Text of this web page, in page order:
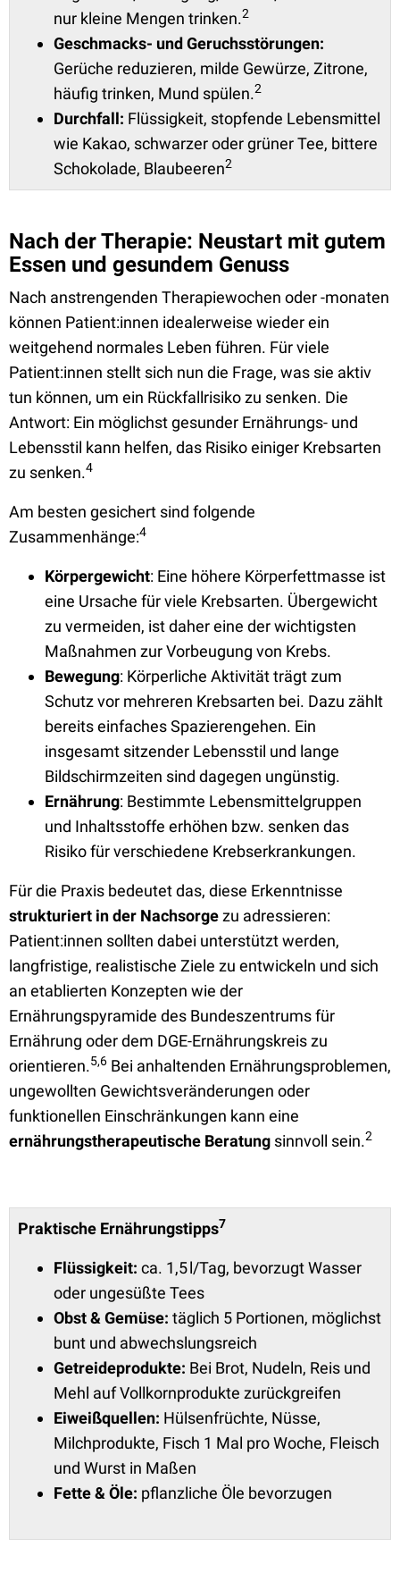
nur kleine Mengen trinken.2
Geschmacks- und Geruchsstörungen:
Gerüche reduzieren, milde Gewürze, Zitrone,
häufig trinken, Mund spülen.2
Durchfall: Flüssigkeit, stopfende Lebensmittel
wie Kakao, schwarzer oder grüner Tee, bittere
Schokolade, Blaubeeren2
Nach der Therapie: Neustart mit gutem
Essen und gesundem Genuss
Nach anstrengenden Therapiewochen oder -monaten
können Patient:innen idealerweise wieder ein
weitgehend normales Leben führen. Für viele
Patient:innen stellt sich nun die Frage, was sie aktiv
tun können, um ein Rückfallrisiko zu senken. Die
Antwort: Ein möglichst gesunder Ernährungs- und
Lebensstil kann helfen, das Risiko einiger Krebsarten
zu senken.4
Am besten gesichert sind folgende
Zusammenhänge:4
Körpergewicht: Eine höhere Körperfettmasse ist
eine Ursache für viele Krebsarten. Übergewicht
zu vermeiden, ist daher eine der wichtigsten
Maßnahmen zur Vorbeugung von Krebs.
Bewegung: Körperliche Aktivität trägt zum
Schutz vor mehreren Krebsarten bei. Dazu zählt
bereits einfaches Spazierengehen. Ein
insgesamt sitzender Lebensstil und lange
Bildschirmzeiten sind dagegen ungünstig.
Ernährung: Bestimmte Lebensmittelgruppen
und Inhaltsstoffe erhöhen bzw. senken das
Risiko für verschiedene Krebserkrankungen.
Für die Praxis bedeutet das, diese Erkenntnisse
strukturiert in der Nachsorgezu adressieren:
Patient:innen sollten dabei unterstützt werden,
langfristige, realistische Ziele zu entwickeln und sich
an etablierten Konzepten wie der
Ernährungspyramide des Bundeszentrums für
Ernährung oder dem DGE-Ernährungskreis zu
orientieren.5,6 Bei anhaltenden Ernährungsproblemen,
ungewollten Gewichtsveränderungen oder
funktionellen Einschränkungen kann eine
ernährungstherapeutische Beratung sinnvoll sein.2
Praktische Ernährungstipps7
Flüssigkeit: ca. 1,5 l/Tag, bevorzugt Wasser
oder ungesüßte Tees
Obst & Gemüse: täglich 5 Portionen, möglichst
bunt und abwechslungsreich
Getreideprodukte: Bei Brot, Nudeln, Reis und
Mehl auf Vollkornprodukte zurückgreifen
Eiweißquellen: Hülsenfrüchte, Nüsse,
Milchprodukte, Fisch 1 Mal pro Woche, Fleisch
und Wurst in Maßen
Fette & Öle: pflanzliche Öle bevorzugen